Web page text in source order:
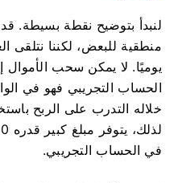
لنبدأ بتوضيح نقطة بسيطة. قد
منطقية للبعض، لكننا نتلقى
يوميًا. لا يمكن سحب
الحساب التجريبي فهو في
في الحساب التجريبي.